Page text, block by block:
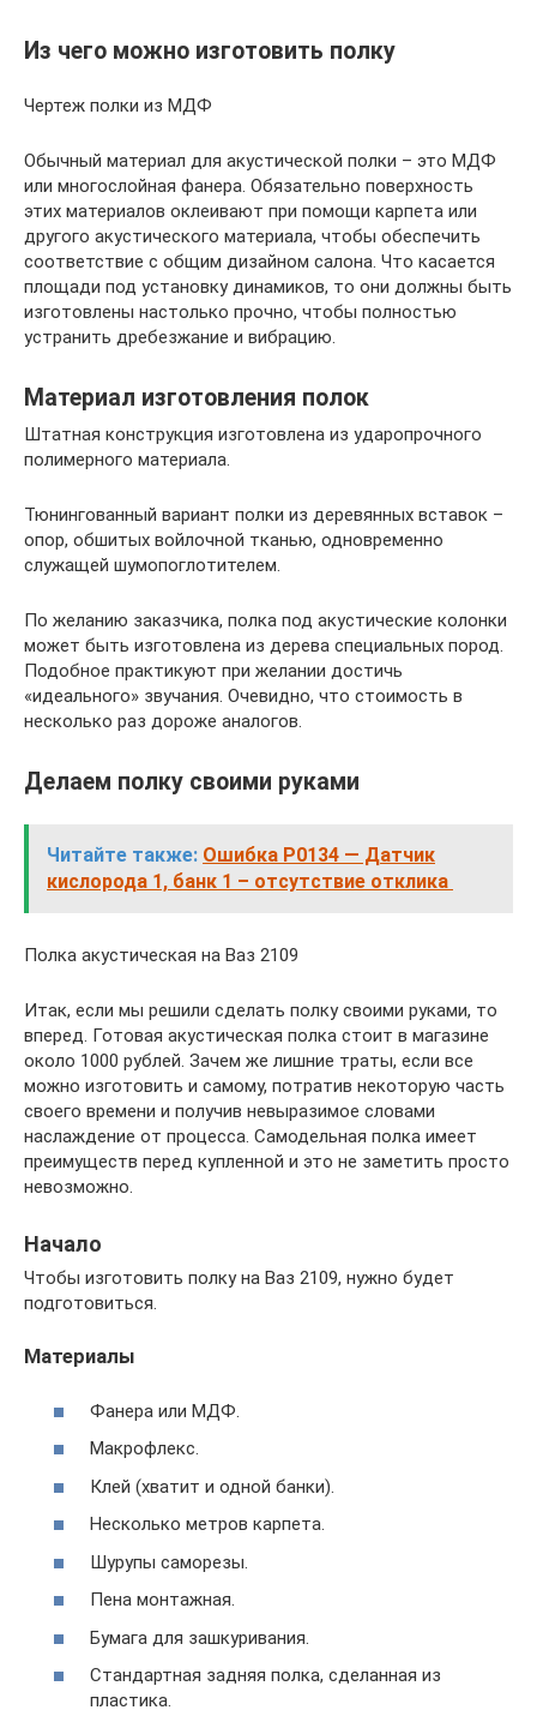
Из чего можно изготовить полку
Чертеж полки из МДФ
Обычный материал для акустической полки – это МДФ
или многослойная фанера. Обязательно поверхность
этих материалов оклеивают при помощи карпета или
другого акустического материала, чтобы обеспечить
соответствие с общим дизайном салона. Что касается
площади под установку динамиков, то они должны быть
изготовлены настолько прочно, чтобы полностью
устранить дребезжание и вибрацию.
Материал изготовления полок
Штатная конструкция изготовлена из ударопрочного
полимерного материала.
Тюнингованный вариант полки из деревянных вставок –
опор, обшитых войлочной тканью, одновременно
служащей шумопоглотителем.
По желанию заказчика, полка под акустические колонки
может быть изготовлена из дерева специальных пород.
Подобное практикуют при желании достичь
«идеального» звучания. Очевидно, что стоимость в
несколько раз дороже аналогов.
Делаем полку своими руками
Читайте также: Ошибка P0134 — Датчик
кислорода 1, банк 1 – отсутствие отклика
Полка акустическая на Ваз 2109
Итак, если мы решили сделать полку своими руками, то
вперед. Готовая акустическая полка стоит в магазине
около 1000 рублей. Зачем же лишние траты, если все
можно изготовить и самому, потратив некоторую часть
своего времени и получив невыразимое словами
наслаждение от процесса. Самодельная полка имеет
преимуществ перед купленной и это не заметить просто
невозможно.
Начало
Чтобы изготовить полку на Ваз 2109, нужно будет
подготовиться.
Материалы
Фанера или МДФ.
Макрофлекс.
Клей (хватит и одной банки).
Несколько метров карпета.
Шурупы саморезы.
Пена монтажная.
Бумага для зашкуривания.
Стандартная задняя полка, сделанная из
пластика.